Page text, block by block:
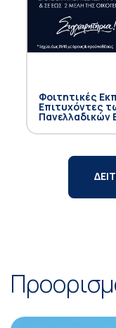
Φοιτητικές
Επιτυχόντες
Πανελλαδικών